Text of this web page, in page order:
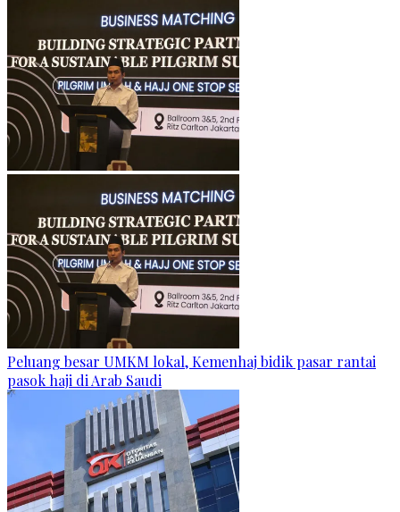
Peluang besar UMKM lokal, Kemenhaj bidik pasar rantai
pasok haji di Arab Saudi